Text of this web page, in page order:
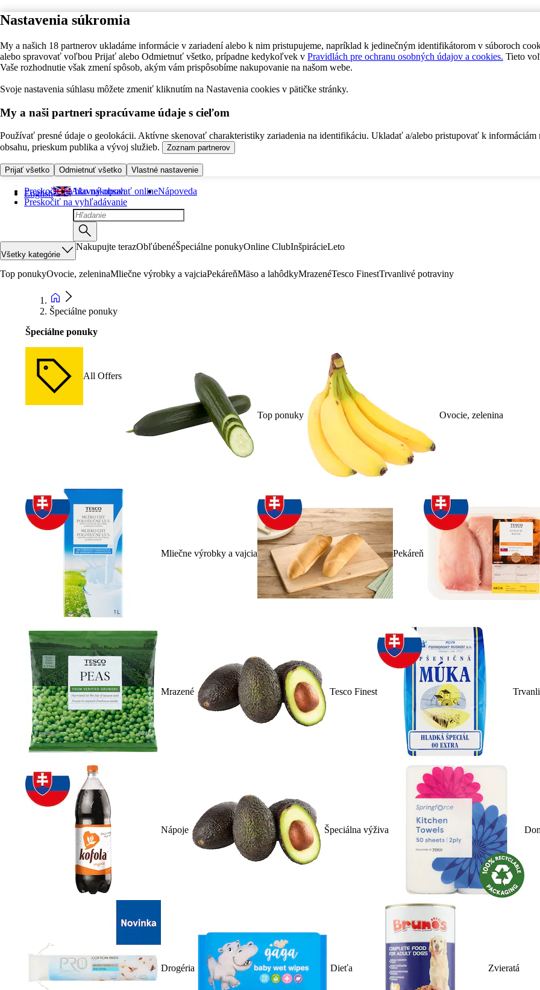
Nastavenia súkromia
My a našich 18 partnerov ukladáme informácie v zariadení alebo k nim pristupujeme, napríklad k jedinečným identifikátorom v súboroch
alebo spravovať voľbou Prijať alebo Odmietnuť všetko, prípadne kedykoľvek v Pravidlách pre ochranu osobných údajov a cookies. Tieto
Vaše rozhodnutie však zmení spôsob, akým vám prispôsobíme nakupovanie na našom webe.
Svoje nastavenia súhlasu môžete zmeniť kliknutím na Nastavenia cookies v pätičke stránky.
My a naši partneri spracúvame údaje s cieľom
Používať presné údaje o geolokácii. Aktívne skenovať charakteristiky zariadenia na identifikáciu. Ukladať a/alebo pristupovať k informáciám
obsahu, prieskum publika a vývoj služieb.
Zoznam partnerov
Prijať všetko Odmietnuť všetko Vlastné nastavenie
Preskočiť na hlavný obsah
Preskočiť na vyhľadávanie
English Ako nakupovať onlineNápoveda
Všetky kategórie
Nakupujte terazObľúbenéŠpeciálne ponukyOnline ClubInšpirácieLeto
Top ponukyOvocie, zeleninaMliečne výrobky a vajciaPekáreňMäso a lahôdkyMrazenéTesco FinestTrvanlivé potraviny
Špeciálne ponuky
Špeciálne ponuky
All Offers
Top ponuky Ovocie, zelenina
Mliečne výrobky a vajcia Pekáreň
Mrazené Tesco Finest
Nápoje Špeciálna výživa
Drogéria Dieťa Zvieratá